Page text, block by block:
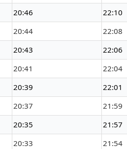
20:46
22:10
20:44
22:08
20:43
22:06
20:41
22:04
20:39
22:01
20:37
21:59
20:35
21:57
20:33
21:54